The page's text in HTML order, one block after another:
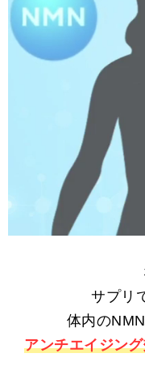
サプリ
体内の
アンチエイジン